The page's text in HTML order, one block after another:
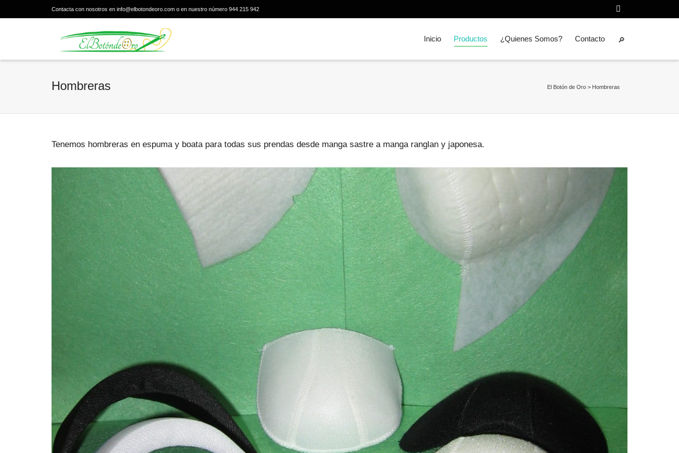
Contacta con nosotros en info@elbotondeoro.com o en nuestro número 944 215 942
Inicio Productos ¿Quienes Somos? Contacto
Hombreras El Botón de Oro > Hombreras
Tenemos hombreras en espuma y boata para todas sus prendas desde manga sastre a manga ranglan y japonesa.